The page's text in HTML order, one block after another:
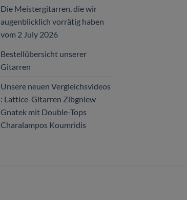
Zibgniew
Gnatek
mit
Charalampos
Die Meistergitarren, die wir
augenblicklich vorrätig haben
vom 2 July 2026
Bestellübersicht unserer
Gitarren
Unsere neuen Vergleichsvideos
: Lattice-Gitarren Zibgniew
Gnatek mit Double-Tops
Charalampos Koumridis